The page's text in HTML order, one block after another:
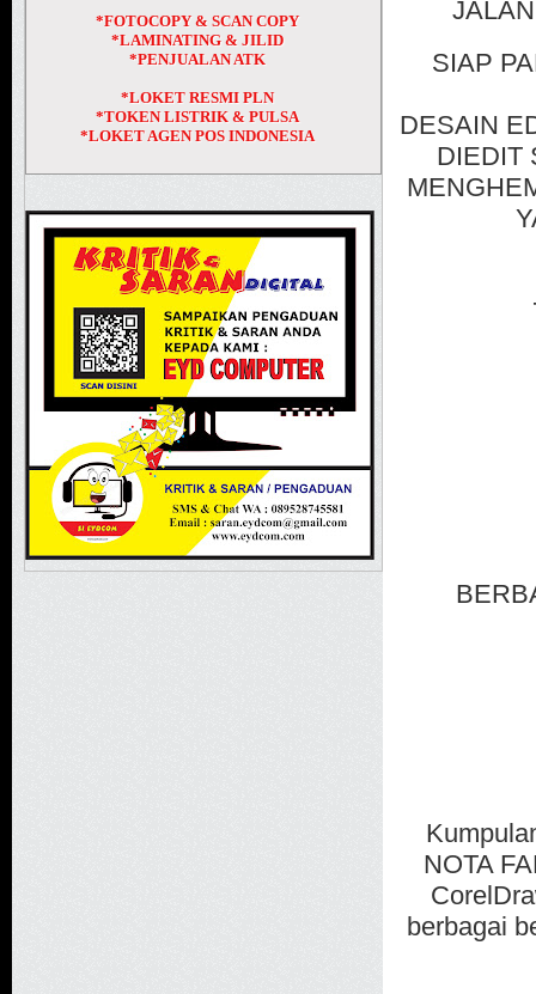
SIAP
DESAIN
DIEDIT
NOTA
berbagai
*FOTOCOPY & SCAN COPY
*LAMINATING & JILID
*PENJUALAN ATK
*LOKET RESMI PLN
*TOKEN LISTRIK & PULSA
*LOKET AGEN POS INDONESIA